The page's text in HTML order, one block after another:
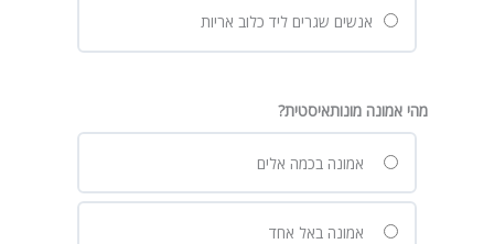
אנשים שגרים ליד כלוב אריות
מהי אמונה מונותאיסטית?
אמונה בכמה אלים
אמונה באל אחד